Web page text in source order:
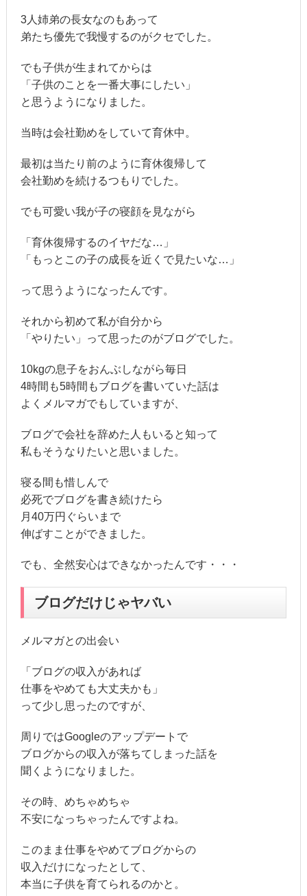
3人姉弟の長女なのもあって
弟たち優先で我慢するのがクセでした。
でも子供が生まれてからは
「子供のことを一番大事にしたい」
と思うようになりました。
当時は会社勤めをしていて育休中。
最初は当たり前のように育休復帰して
会社勤めを続けるつもりでした。
でも可愛い我が子の寝顔を見ながら
「育休復帰するのイヤだな…」
「もっとこの子の成長を近くで見たいな…」
って思うようになったんです。
それから初めて私が自分から
「やりたい」って思ったのがブログでした。
10kgの息子をおんぶしながら毎日
4時間も5時間もブログを書いていた話は
よくメルマガでもしていますが、
ブログで会社を辞めた人もいると知って
私もそうなりたいと思いました。
寝る間も惜しんで
必死でブログを書き続けたら
月40万円ぐらいまで
伸ばすことができました。
でも、全然安心はできなかったんです・・・
ブログだけじゃヤバい
メルマガとの出会い
「ブログの収入があれば
仕事をやめても大丈夫かも」
って少し思ったのですが、
周りではGoogleのアップデートで
ブログからの収入が落ちてしまった話を
聞くようになりました。
その時、めちゃめちゃ
不安になっちゃったんですよね。
このまま仕事をやめてブログからの
収入だけになったとして、
本当に子供を育てられるのかと。